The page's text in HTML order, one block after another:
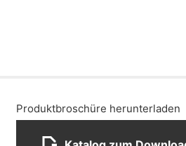
Produktbroschüre herunterladen